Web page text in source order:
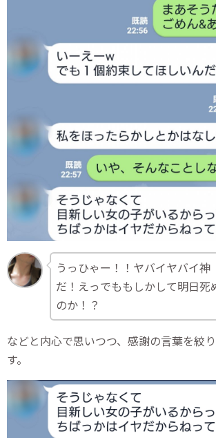
うっひゃー！！ヤバイヤバイ神
だ！えっでももしかして明日死
のか！？
などと内心で思いつつ、感謝の言葉を絞
す。